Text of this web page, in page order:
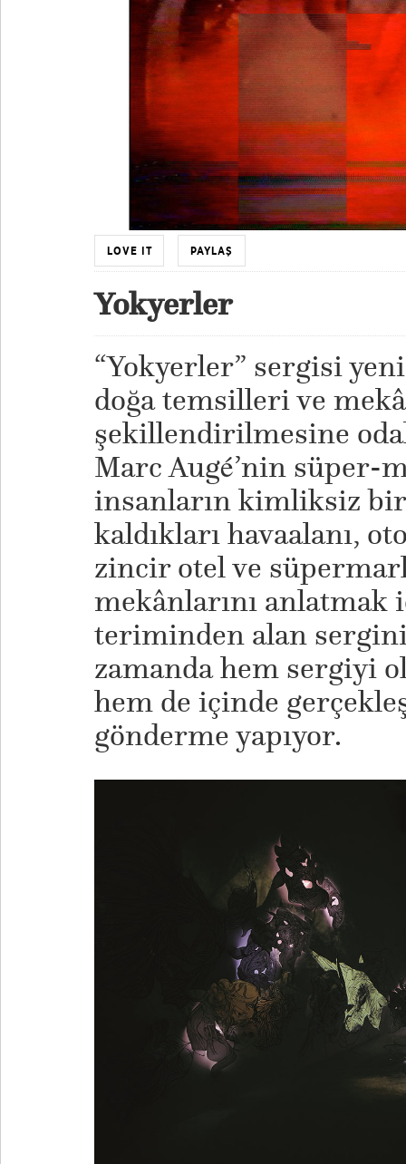
LOVE IT PAYLAŞ
Yokyerler
“Yokyerler” sergisi yeni
doğa temsilleri ve
şekillendirilmesine
Marc Augé’nin süper-
insanların kimliksiz bir
kaldıkları havaalanı,
zincir otel ve
mekânlarını anlatmak
teriminden alan
zamanda hem sergiyi
hem de içinde
gönderme yapıyor.